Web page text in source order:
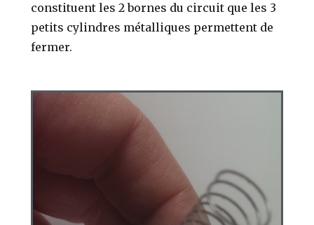
constituent les 2 bornes du circuit que les 3
petits cylindres métalliques permettent de
fermer.